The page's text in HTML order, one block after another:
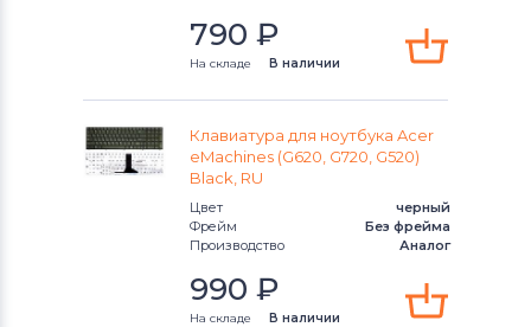
КлавиатурыClevo
КлавиатурыFujitsu-Siemens
КлавиатурыHaier
КлавиатурыRoverbook
КлавиатурыToshiba
790 ₽
На складе В наличии
Клавиатура для ноутбука Acer
eMachines (G620, G720, G520)
Black, RU
Цвет
черный
Фрейм
Без фрейма
Производство
Аналог
990 ₽
На складе В наличии